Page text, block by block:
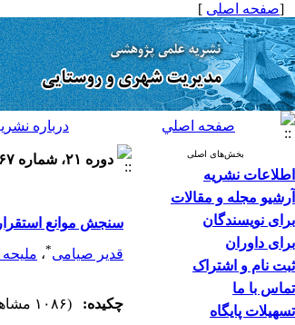
[صفحه اصلی ]
صفحه اصلي درباره
بخش‌های اصلی
اطلاعات نشریه
آرشیو مجله و مقالات
برای نویسندگان
برای داوران
ثبت نام و اشتراک
تماس با ما
تسهیلات پایگاه
دوره ۲۱، شماره ۶۷ - ( شماره تابستان ۱۴۰۱ ۱۴۰۱ )
سنجش موانع
قدیر صیامی*،
چکیده: (۱۰۸۶ مشاهده)